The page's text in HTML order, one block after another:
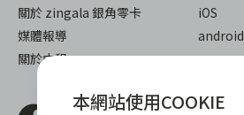
關於 zingala 銀角零卡
媒體報導
關於中租
iOS
android
本網站使用COOKIE